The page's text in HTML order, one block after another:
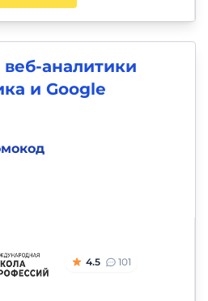
аналитики
и Google
4.5 101